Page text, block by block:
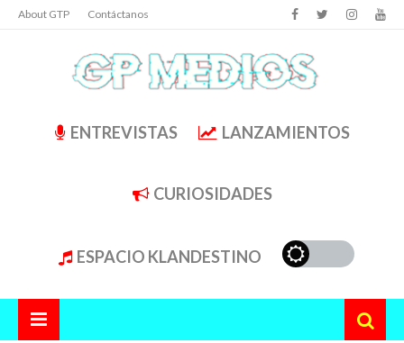
About GTP Contáctanos
ENTREVISTAS LANZAMIENTOS
CURIOSIDADES
ESPACIO KLANDESTINO